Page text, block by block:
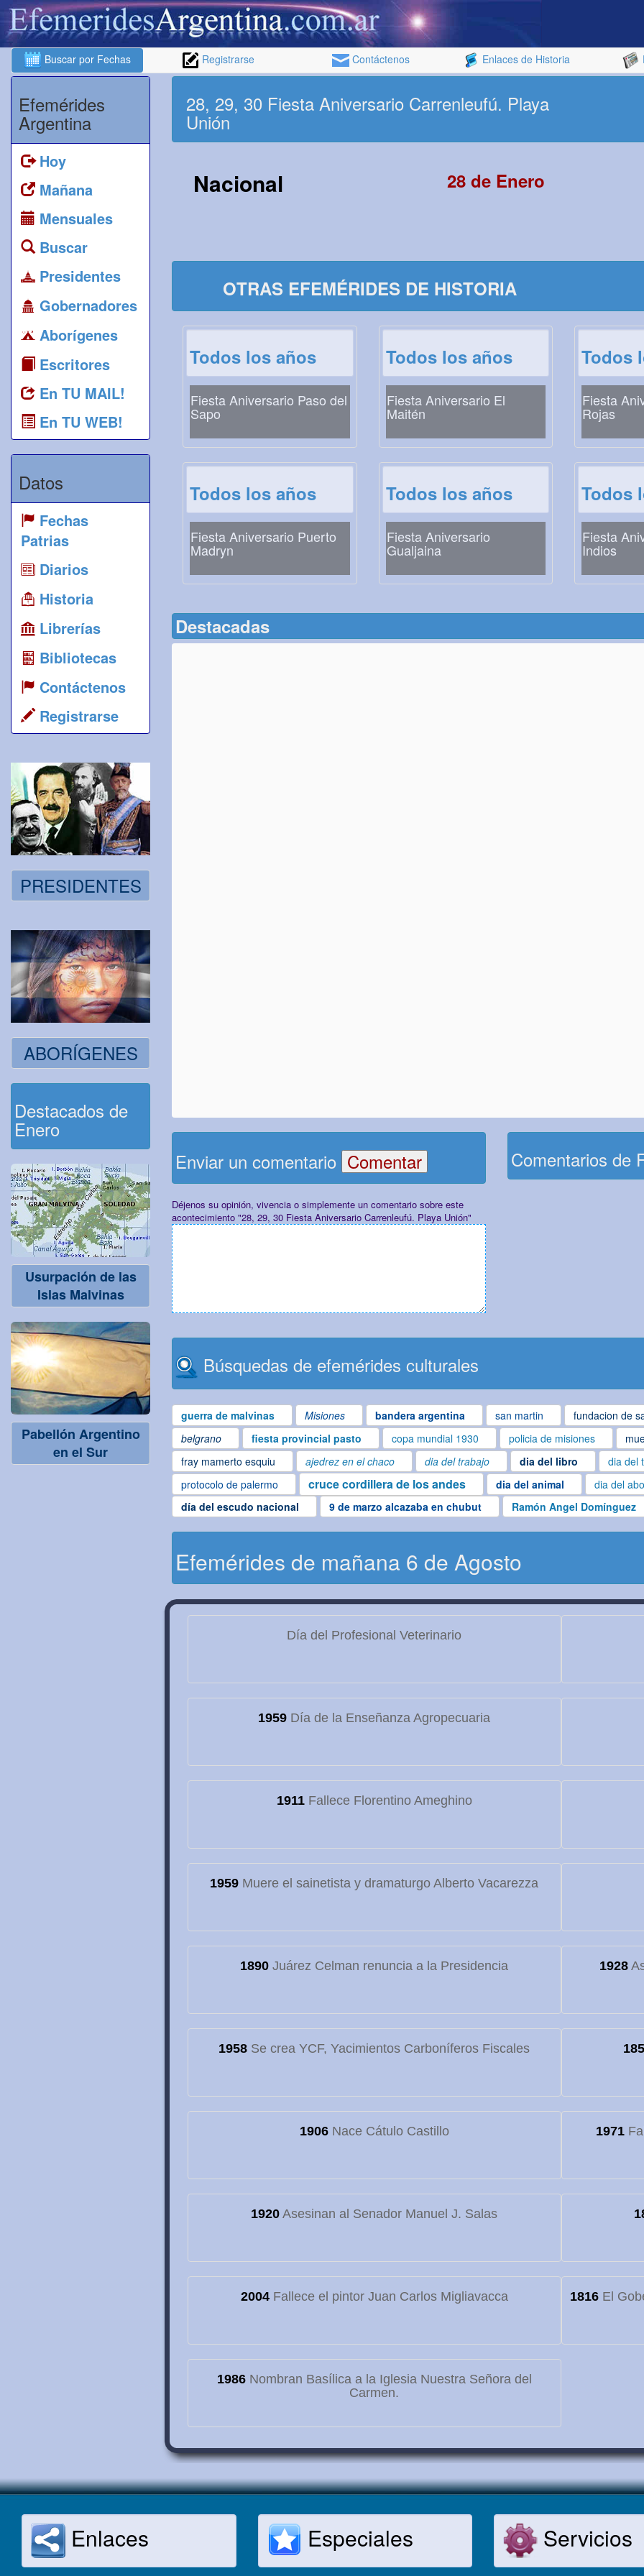
Buscar por Fechas Registrarse Contáctenos Enlaces de Historia
Efemérides
Argentina
Hoy
Mañana
Mensuales
Buscar
Presidentes
Gobernadores
Aborígenes
Escritores
En TU MAIL!
En TU WEB!
Datos
Fechas
Patrias
Diarios
Historia
Librerías
Bibliotecas
Contáctenos
Registrarse
PRESIDENTES
ABORÍGENES
Destacados de
Enero
Usurpación de las
Islas Malvinas
Pabellón Argentino
en el Sur
28, 29, 30 Fiesta Aniversario Carrenleufú. Playa
Unión
Nacional 28 de Enero
OTRAS EFEMÉRIDES DE HISTORIA
Todos los años
Fiesta Aniversario Paso del
Sapo
Todos los años
Fiesta Aniversario El
Maitén
Todos
Fiesta
Rojas
Todos los años
Fiesta Aniversario Puerto
Madryn
Todos los años
Fiesta Aniversario
Gualjaina
Todos
Fiesta
Indios
Destacadas
Enviar un comentario
Déjenos su opinión, vivencia o simplemente un comentario sobre este
acontecimiento "28, 29, 30 Fiesta Aniversario Carrenleufú. Playa Unión"
Comentarios de
Búsquedas de efemérides culturales
guerra de malvinas Misiones bandera argentina san martin fundacion de
belgrano
fiesta provincial pasto copa mundial 1930 policia de misiones
fray mamerto esquiu ajedrez en el chaco dia del trabajo dia del libro dia del
protocolo de palermo
cruce cordillera de los andes dia del animal dia del
día del escudo nacional
9 de marzo alcazaba en chubut Ramón Angel Domínguez
Efemérides de mañana 6 de Agosto
Día del Profesional Veterinario
1959 Día de la Enseñanza Agropecuaria
1911Fallece Florentino Ameghino
1959 Muere el sainetista y dramaturgo Alberto Vacarezza
1890 Juárez Celman renuncia a la Presidencia 1928
1958 Se crea YCF, Yacimientos Carboníferos Fiscales
1906Nace Cátulo Castillo 1971
1920 Asesinan al Senador Manuel J. Salas
2004Fallece el pintor Juan Carlos Migliavacca 1816El
1986Nombran Basílica a la Iglesia Nuestra Señora del
Carmen.
Enlaces Especiales Servicios